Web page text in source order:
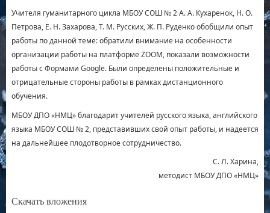
Учителя гуманитарного цикла МБОУ СОШ № 2 А. А. Кухаренок, Н. О.
Петрова, Е. Н. Захарова, Т. М. Русских, Ж. П. Руденко обобщили опыт
работы по данной теме: обратили внимание на особенности
организации работы на платформе ZOOM, показали возможности
работы с Формами Google. Были определены положительные и
отрицательные стороны работы в рамках дистанционного
обучения.
МБОУ ДПО «НМЦ» благодарит учителей русского языка, английского
языка МБОУ СОШ № 2, представивших свой опыт работы, и надеется
на дальнейшее плодотворное сотрудничество.
С. Л. Харина,
методист МБОУ ДПО «НМЦ»
Скачать вложения